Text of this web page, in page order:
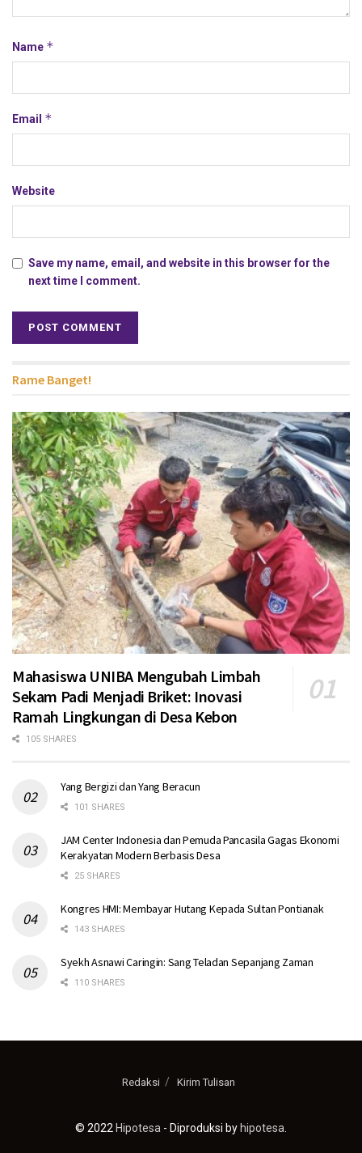
Name *
Email *
Website
Save my name, email, and website in this browser for the
next time I comment.
Rame Banget!
Mahasiswa UNIBA Mengubah Limbah
Sekam Padi Menjadi Briket: Inovasi
Ramah Lingkungan di Desa Kebon
105 SHARES
Yang Bergizi dan Yang Beracun
101 SHARES
JAM Center Indonesia dan Pemuda Pancasila Gagas Ekonomi
Kerakyatan Modern Berbasis Desa
25 SHARES
Kongres HMI: Membayar Hutang Kepada Sultan Pontianak
143 SHARES
Syekh Asnawi Caringin: Sang Teladan Sepanjang Zaman
110 SHARES
Redaksi Kirim Tulisan
© 2022 Hipotesa - Diproduksi by hipotesa